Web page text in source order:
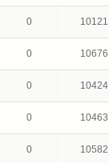
0 10121
0 10676
0 10424
0 10463
0 10582